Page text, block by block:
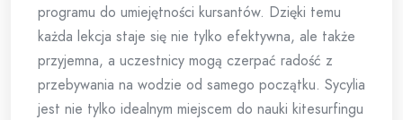
programu do umiejętności kursantów. Dzięki temu
każda lekcja staje się nie tylko efektywna, ale także
przyjemna, a uczestnicy mogą czerpać radość z
przebywania na wodzie od samego początku. Sycylia
jest nie tylko idealnym miejscem do nauki kitesurfingu